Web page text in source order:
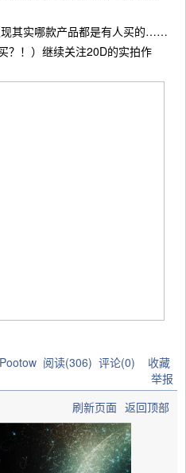
其实哪款产品都是有人买的……
？！）继续关注20D的实拍作
Pootow 阅读(306) 评论(0) 收藏
举报
刷新页面 返回顶部